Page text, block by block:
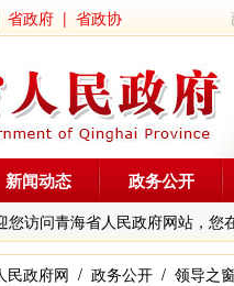
省政府 | 省政协
您访问青海省人民政府网站，您
新闻动态 政务公开
民政府网 / 政务公开 / 领导之